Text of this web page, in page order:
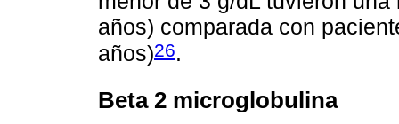
años) comparada con
años)26.
Beta 2 microglobulina